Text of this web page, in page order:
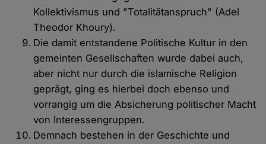
Kollektivismus und "Totalitätanspruch" (Adel
Theodor Khoury).
Die damit entstandene Politische Kultur in den
gemeinten Gesellschaften wurde dabei auch,
aber nicht nur durch die islamische Religion
geprägt, ging es hierbei doch ebenso und
vorrangig um die Absicherung politischer Macht
von Interessengruppen.
Demnach bestehen in der Geschichte und